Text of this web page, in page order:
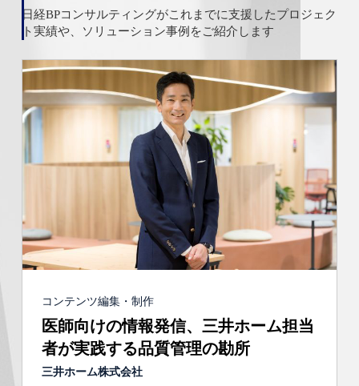
日経BPコンサルティングがこれまでに支援したプロジェク
ト実績や、ソリューション事例をご紹介します
コンテンツ編集・制作
医師向けの情報発信、三井ホーム担当
者が実践する品質管理の勘所
三井ホーム株式会社